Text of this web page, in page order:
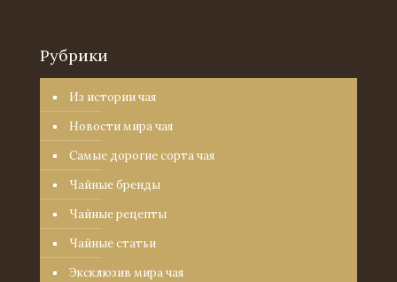
Рубрики
Из истории чая
Новости мира чая
Самые дорогие сорта чая
Чайные бренды
Чайные рецепты
Чайные статьи
Эксклюзив мира чая